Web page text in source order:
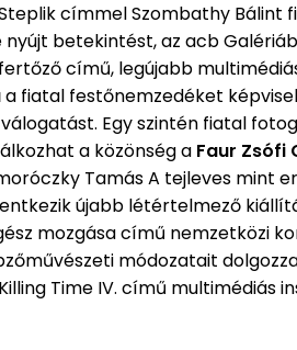
címmel Szombathy Bálint
betekintést, az acb
című, legújabb
a fiatal festőnemzedéket
Egy szintén fiatal
a közönség a Faur Zsófi
Tamás A tejleves mint
újabb létértelmező
mozgása című nemzetközi
módozatait
Time IV. című multimédiás